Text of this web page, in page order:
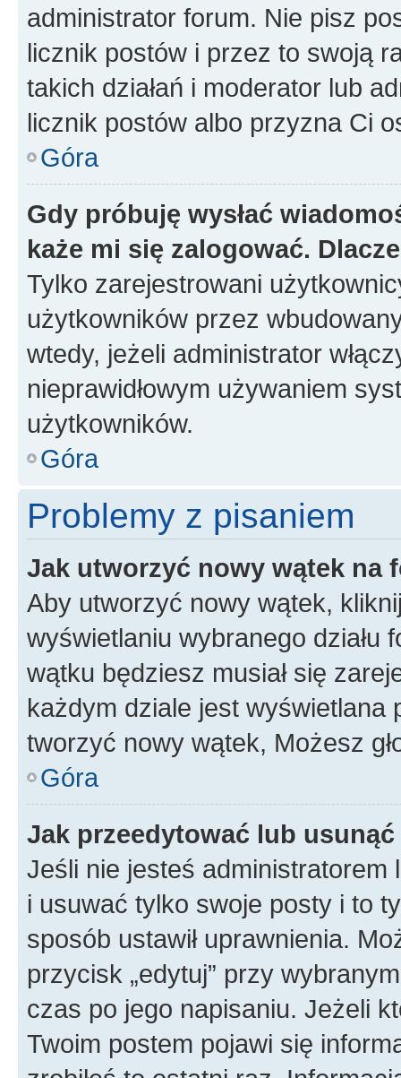
administrator forum. Nie pisz
licznik postów i przez to swoją
takich działań i moderator lub
licznik postów albo przyzna Ci
Góra
Gdy próbuję wysłać
każe mi się zalogować.
Tylko zarejestrowani
użytkowników przez
wtedy, jeżeli administrator
nieprawidłowym używaniem
użytkowników.
Góra
Problemy z pisaniem
Jak utworzyć nowy wątek na
Aby utworzyć nowy wątek,
wyświetlaniu wybranego działu
wątku będziesz musiał się
każdym dziale jest wyświetlana
tworzyć nowy wątek, Możesz
Góra
Jak przeedytować lub
Jeśli nie jesteś
i usuwać tylko swoje posty i to
sposób ustawił uprawnienia.
przycisk „edytuj” przy
czas po jego napisaniu. Jeżeli
Twoim postem pojawi się